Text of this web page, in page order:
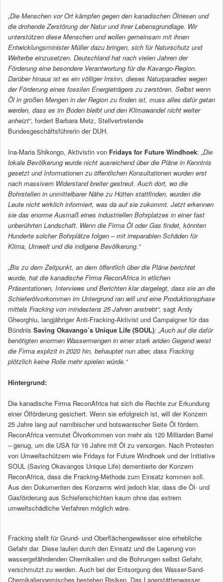
„Die Menschen vor Ort kämpfen gegen den kanadischen Ölriesen und
die drohende Zerstörung der Natur und ihrer Lebensgrundlage. Wir
unterstützen diese Menschen und wollen gemeinsam mit ihnen
Entwicklungsminister Müller dazu bringen, sich für Naturschutz und
Welterbe einzusetzen. Deutschland hat nach vielen Jahren der
Förderung eine besondere Verantwortung für die Kavango-Region.
Darüber hinaus ist es ein völliger Irrsinn, dieses Naturparadies wegen
der Förderung eines fossilen Energieträgers zu zerstören. Selbst wenn
Öl in großen Mengen in der Region zu finden ist, muss alles dafür getan
werden, dass es im Boden bleibt und den Klimawandel nicht weiter
anheizt“, fordert Barbara Metz, Stellvertretende
Bundesgeschäftsführerin der DUH.
Ina-Maria Shikongo, Aktivistin von Fridays for Future Windhoek: „Die
lokale Bevölkerung wurde nicht ausreichend über die Pläne in Kenntnis
gesetzt und Informationen zu öffentlichen Konsultationen wurden erst
nach massivem Widerstand breiter gestreut. Auch dort, wo die
Bohrstellen in unmittelbarer Nähe zu Hütten stattfinden, wurden die
Leute nicht wirklich informiert, was da auf sie zukommt. Jetzt erkennen
sie das enorme Ausmaß eines industriellen Bohrplatzes in einer fast
unberührten Landschaft. Wenn die Firma Öl oder Gas findet, könnten
Hunderte solcher Bohrplätze folgen – mit irreparablen Schäden für
Klima, Umwelt und die indigene Bevölkerung.“
„Bis zu dem Zeitpunkt, an dem öffentlich über die Pläne berichtet
wurde, hat die kanadische Firma ReconAfrica in etlichen
Präsentationen, Interviews und Berichten klar dargelegt, dass sie an die
Schieferölvorkommen im Untergrund ran will und eine Produktionsphase
mittels Fracking von mindestens 25 Jahren anstrebt“, sagt Andy
Gheorghiu, langjähriger Anti-Fracking-Aktivist und Campaigner für das
Bündnis Saving Okavango’s Unique Life (SOUL): „Auch auf die dafür
benötigten enormen Wassermengen in einer stark ariden Gegend weist
die Firma explizit in 2020 hin, behauptet nun aber, dass Fracking
plötzlich keine Rolle mehr spielen würde.“
Hintergrund:
Die kanadische Firma ReconAfrica hat sich die Rechte zur Erkundung
einer Ölförderung gesichert. Wenn sie erfolgreich ist, will der Konzern
25 Jahre lang auf namibischer und botswanischer Seite Öl fördern.
ReconAfrica vermutet Ölvorkommen von mehr als 120 Milliarden Barrel
– genug, um die USA für 16 Jahre mit Öl zu versorgen. Nach Protesten
von Umweltschützern wie Fridays for Future Windhoek und der Initiative
SOUL (Saving Okavangos Unique Life) dementierte der Konzern
ReconAfrica, dass die Fracking-Methode zum Einsatz kommen soll.
Aus den Dokumenten des Konzerns wird jedoch klar, dass die Öl- und
Gasförderung aus Schieferschichten kaum ohne das extrem
umweltschädliche Verfahren möglich wäre.
Fracking stellt für Grund- und Oberflächengewässer eine erhebliche
Gefahr dar. Diese laufen durch den Einsatz und die Lagerung von
wassergefährdenden Chemikalien und die Bohrungen selbst Gefahr,
verschmutzt zu werden. Auch bei der Entsorgung des Wasser-Sand-
Chemikaliengemisches bestehen Risiken. Das Lagerstättenwasser,